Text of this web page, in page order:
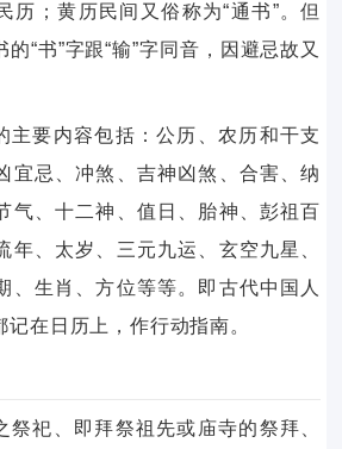
历；黄历民间又俗称为“通书”。但
“书”字跟“输”字同音，因避忌故又
主要内容包括：公历、农历和干支
宜忌、冲煞、吉神凶煞、合害、纳
气、十二神、值日、胎神、彭祖百
年、太岁、三元九运、玄空九星、
、生肖、方位等等。即古代中国人
在日历上，作行动指南。
祭祀、即拜祭祖先或庙寺的祭拜、